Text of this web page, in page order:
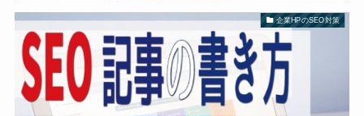
企業HPのSEO対策